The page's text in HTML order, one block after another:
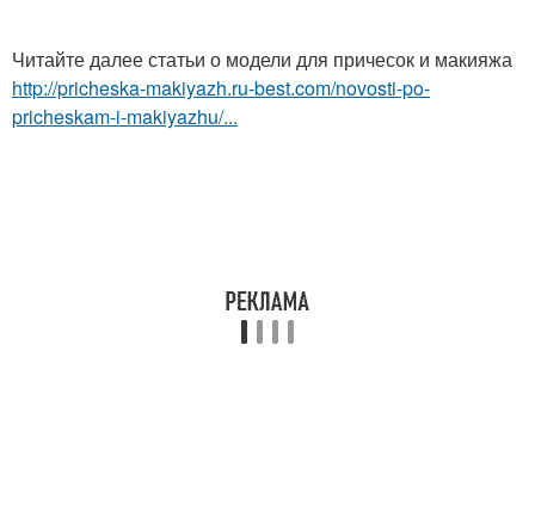
Читайте далее статьи о модели для причесок и макияжа
http://pricheska-makiyazh.ru-best.com/novosti-po-
pricheskam-i-makiyazhu/...